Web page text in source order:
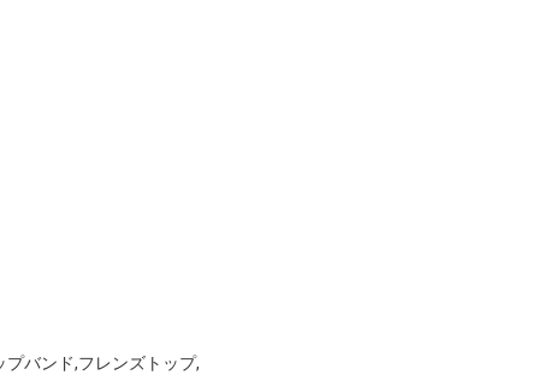
バンド,フレンズトップ,